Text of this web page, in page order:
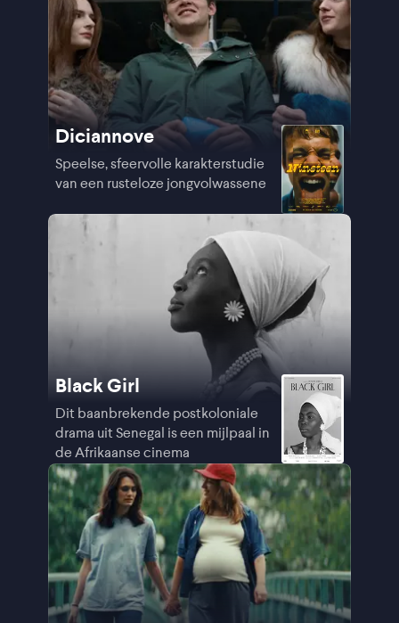
Diciannove
Speelse, sfeervolle karakterstudie
van een rusteloze jongvolwassene
Black Girl
Dit baanbrekende postkoloniale
drama uit Senegal is een mijlpaal in
de Afrikaanse cinema